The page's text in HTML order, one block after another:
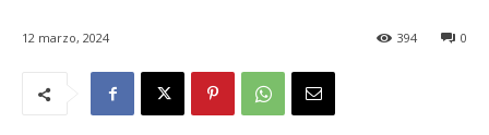
12 marzo, 2024 0
394